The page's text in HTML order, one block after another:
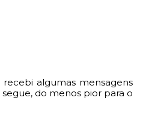
algumas mensagens
do menos pior para o